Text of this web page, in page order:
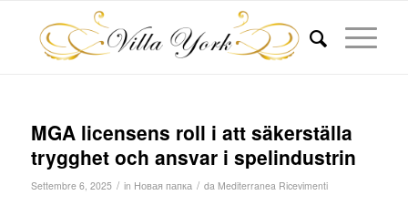
MGA licensens roll i att säkerställa
trygghet och ansvar i spelindustrin
Settembre 6, 2025 / in Новая папка / da Mediterranea Ricevimenti